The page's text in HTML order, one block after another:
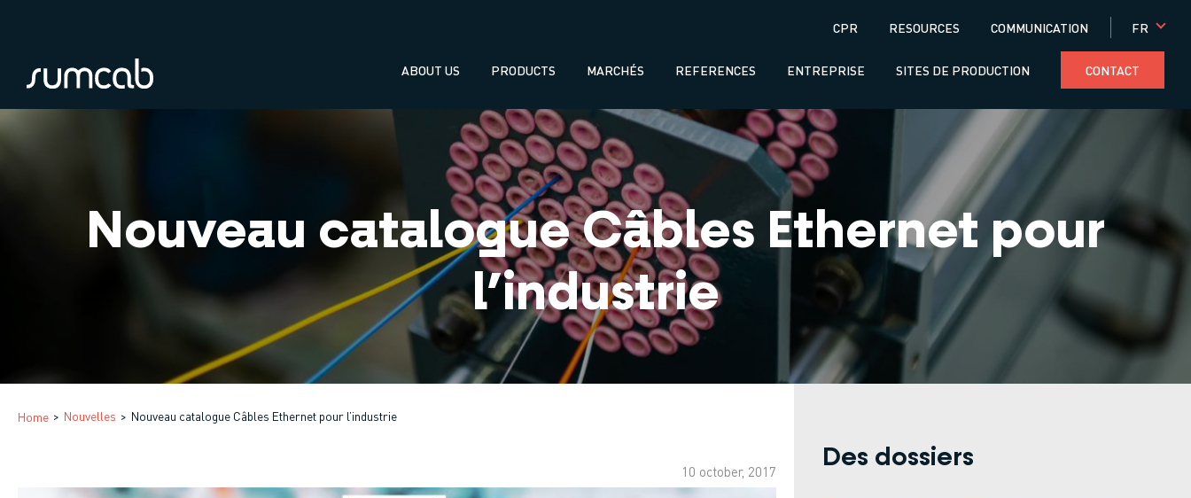
content
Menú
superior
CPR RESOURCES COMMUNICATION FR
Navegación
principal
ABOUT US PRODUCTS MARCHÉS REFERENCES ENTREPRISE SITES DE PRODUCTION CONTACT
Nouveau catalogue Câbles Ethernet pour
l’industrie
Breadcrumb
Home Nouvelles Nouveau catalogue Câbles Ethernet pour l’industrie
10 october, 2017
Des dossiers